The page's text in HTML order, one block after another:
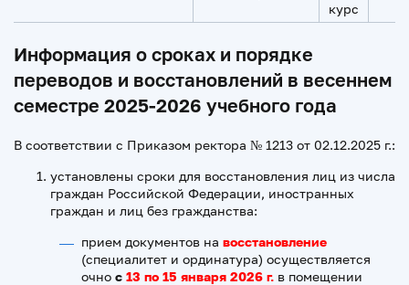
курс
Информация о сроках и порядке
переводов и восстановлений в весеннем
семестре 2025-2026 учебного года
В соответствии с Приказом ректора № 1213 от 02.12.2025 г.:
установлены сроки для восстановления лиц из числа
граждан Российской Федерации, иностранных
граждан и лиц без гражданства:
прием документов на восстановление
(специалитет и ординатура) осуществляется
очно с 13 по 15 января 2026 г. в помещении